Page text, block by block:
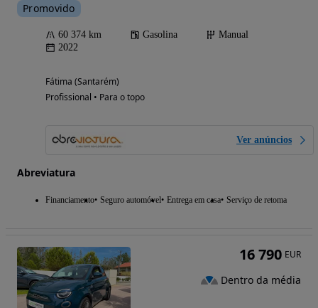
Promovido
60 374 km Gasolina
Manual
2022
Fátima (Santarém)
Profissional • Para o topo
Ver anúncios
Abreviatura
Financiamento Seguro automóvel Entrega em casa Serviço de retoma
16 790 EUR
Dentro da média